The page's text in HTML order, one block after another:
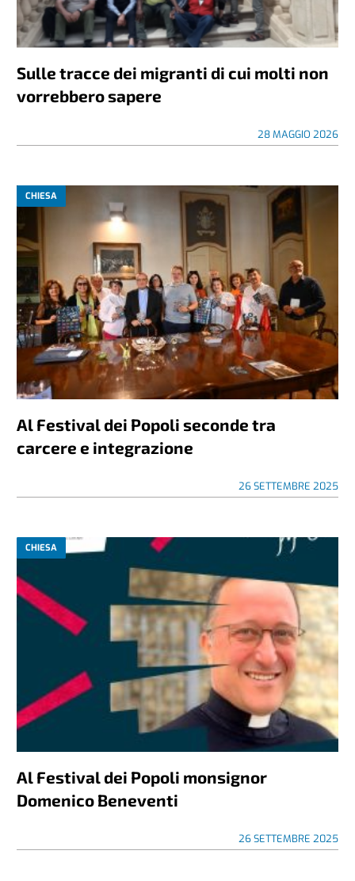
Sulle tracce dei migranti di cui molti non
vorrebbero sapere
28 MAGGIO 2026
CHIESA
Al Festival dei Popoli seconde tra
carcere e integrazione
26 SETTEMBRE 2025
CHIESA
Al Festival dei Popoli monsignor
Domenico Beneventi
26 SETTEMBRE 2025